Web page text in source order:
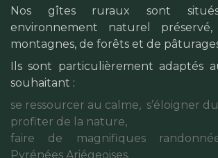
Nos gîtes ruraux sont
environnement naturel
montagnes, de forêts et de
Ils sont particulièrement adaptés
souhaitant :
se ressourcer au calme, s’éloigner
profiter de la nature,
faire de magnifiques
Pyrénées Ariégeoises.